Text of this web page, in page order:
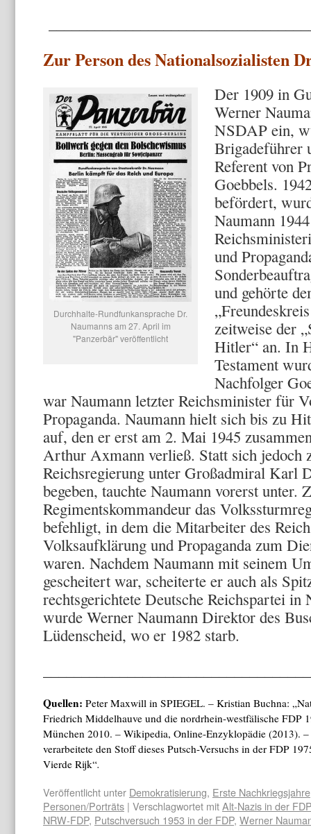
Zur Person des Nationalsozialisten
Durchhalte-Rundfunkansprache Dr.
Naumanns am 27. April im
"Panzerbär" veröffentlicht
Der 1909 in
Werner
NSDAP ein,
Brigadeführer
Referent von
Goebbels.
befördert,
Naumann
und
und gehörte
zeitweise der
Hitler“ an. In
Testament
Nachfolger
war Naumann letzter Reichsminister für
Propaganda. Naumann hielt sich bis zu
auf, den er erst am 2. Mai 1945
Arthur Axmann verließ. Statt sich jedoch
Reichsregierung unter Großadmiral Karl
begeben, tauchte Naumann vorerst unter.
Regimentskommandeur das
befehligt, in dem die Mitarbeiter des
Volksaufklärung und Propaganda zum
waren. Nachdem Naumann mit seinem
gescheitert war, scheiterte er auch als
rechtsgerichtete Deutsche Reichspartei in
wurde Werner Naumann Direktor des
Lüdenscheid, wo er 1982 starb.
Quellen: Peter Maxwill in SPIEGEL. – Kristian Buchna:
Friedrich Middelhauve und die nordrhein-westfälische FDP
München 2010. – Wikipedia, Online-Enzyklopädie (2013).
verarbeitete den Stoff dieses Putsch-Versuchs in der FDP
Vierde Rijk“.
Veröffentlicht unter Demokratisierung, Erste Nachkriegsjahre
Personen/Porträts | Verschlagwortet mitAlt-Nazis in der FDP
NRW-FDP, Putschversuch 1953 in der FDP, Werner